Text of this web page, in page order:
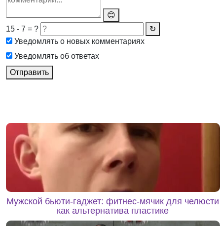
😊
15 - 7 = ?
↻
Уведомлять о новых комментариях
Уведомлять об ответах
Отправить
Мужской бьюти-гаджет: фитнес-мячик для челюсти
как альтернатива пластике